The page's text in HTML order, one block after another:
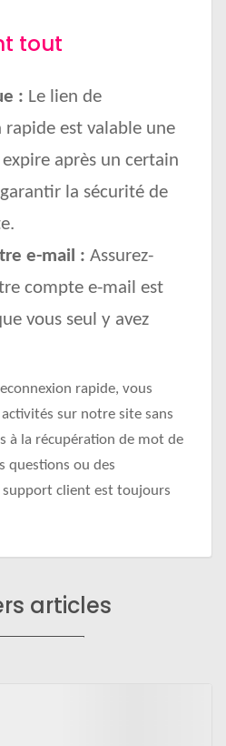
tout
: Le lien de
rapide est valable une
après un certain
la sécurité de
e-mail : Assurez-
compte e-mail est
vous seul y avez
rapide, vous
sur notre site sans
à la récupération de mot de
questions ou des
client est toujours
articles